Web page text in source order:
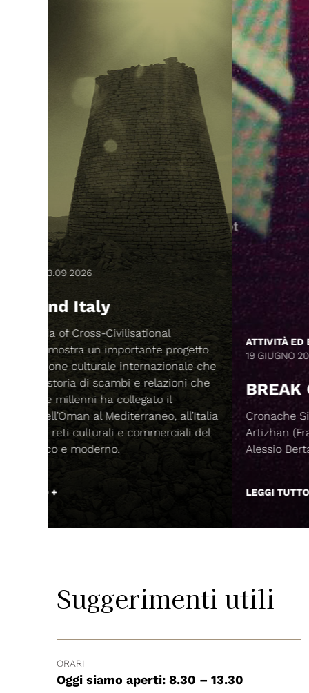
ATTIVITÀ ED EVENTI
19 GIUGNO 2026, ORE 16
BREAK CONSTRUCTION
Cronache Sincopate di Basso e Batteria, di
Artizhan (Franky B) e con la prefazione di
Alessio Bertallot (Magmata edizioni).
Suggerimenti utili
ORARI
Oggi siamo aperti: 8.30 – 13.30